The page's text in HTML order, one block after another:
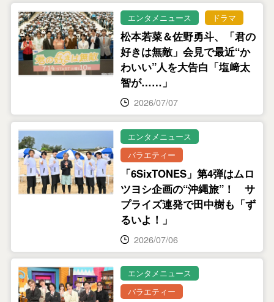
エンタメニュース ドラマ
松本若菜＆佐野勇斗、「君の
好きは無敵」会見で最近“か
わいい”人を大告白「塩﨑太
智が……」
2026/07/07
エンタメニュース
バラエティー
「6SixTONES」第4弾はムロ
ツヨシ企画の“沖縄旅”！ サ
プライズ連発で田中樹も「ず
るいよ！」
2026/07/06
エンタメニュース
バラエティー